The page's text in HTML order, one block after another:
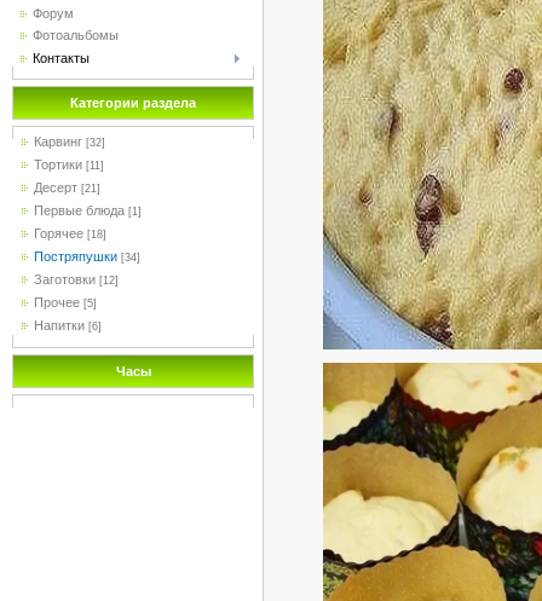
Форум
Фотоальбомы
Контакты
Категории раздела
Карвинг [32]
Тортики [11]
Десерт [21]
Первые блюда [1]
Горячее [18]
Постряпушки [34]
Заготовки [12]
Прочее [5]
Напитки [6]
Часы